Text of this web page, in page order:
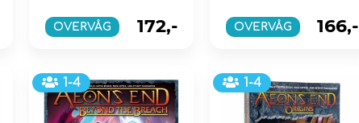
navnløse s...
OVERVÅG 172,-
Gravehold.
OVERVÅG 166,-
1-4 1-4